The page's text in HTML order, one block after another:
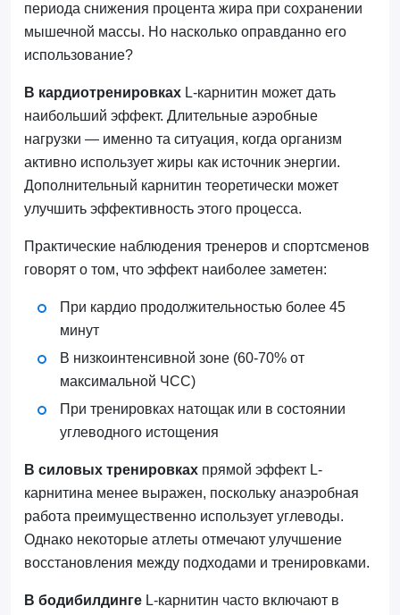
периода снижения процента жира при сохранении
мышечной массы. Но насколько оправданно его
использование?
В кардиотренировкахL-карнитин может дать
наибольший эффект. Длительные аэробные
нагрузки — именно та ситуация, когда организм
активно использует жиры как источник энергии.
Дополнительный карнитин теоретически может
улучшить эффективность этого процесса.
Практические наблюдения тренеров и спортсменов
говорят о том, что эффект наиболее заметен:
При кардио продолжительностью более 45
минут
В низкоинтенсивной зоне (60-70% от
максимальной ЧСС)
При тренировках натощак или в состоянии
углеводного истощения
В силовых тренировкахпрямой эффект L-
карнитина менее выражен, поскольку анаэробная
работа преимущественно использует углеводы.
Однако некоторые атлеты отмечают улучшение
восстановления между подходами и тренировками.
В бодибилдингеL-карнитин часто включают в